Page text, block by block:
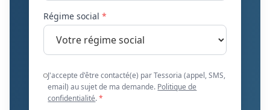
Régime social *
J'accepte d'être contacté(e) par Tessoria (appel, SMS,
email) au sujet de ma demande. Politique de
confidentialité.*